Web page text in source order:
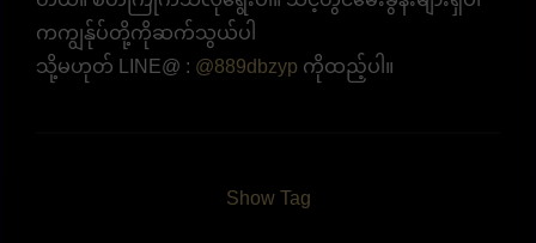
ကကျွန်ုပ်တို့ကိုဆက်သွယ်ပါ
သို့မဟုတ် LINE@ : @889dbzyp ကိုထည့်ပါ။
Show Tag